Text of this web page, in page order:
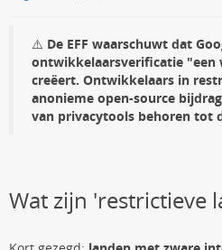
⚠️ De EFF waarschuwt dat
ontwikkelaarsverificatie "een
creëert. Ontwikkelaars in
anonieme open-source
van privacytools behoren tot
Wat zijn 'restrictieve